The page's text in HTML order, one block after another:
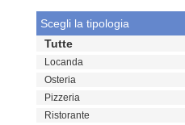
Scegli la tipologia
Tutte
Locanda
Osteria
Pizzeria
Ristorante